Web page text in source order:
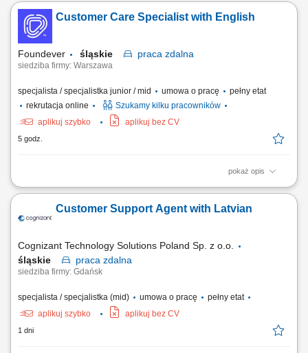
Prowadzenie pierwszych rozmów z interesantami umawiającymi się z
nami na rozmowy przez naszą stronę www; zawieranie umów z
klientami na realizację naszych usług; nadzorowanie płatności;
zbieranie niezbędnych informacji...
Customer Care Specialist with English
Foundever śląskie praca zdalna
siedziba firmy: Warszawa
specjalista / specjalistka junior / mid umowa o pracę
pełny etat
rekrutacja online
Szukamy kilku pracowników
aplikuj szybko
aplikuj bez CV
5 godz.
pokaż opis
Location: Gdańsk or Warsaw, Poland Contract type: Fixed-term contract
responsibilities Provide premium customer care. Support customers with
product-related questions, orders, account inquiries, and general
Customer Support Agent with Latvian
Cognizant Technology Solutions Poland Sp. z o.o.
śląskie
praca zdalna
siedziba firmy: Gdańsk
specjalista / specjalistka (mid) umowa o pracę
pełny etat
aplikuj szybko
aplikuj bez CV
1 dni